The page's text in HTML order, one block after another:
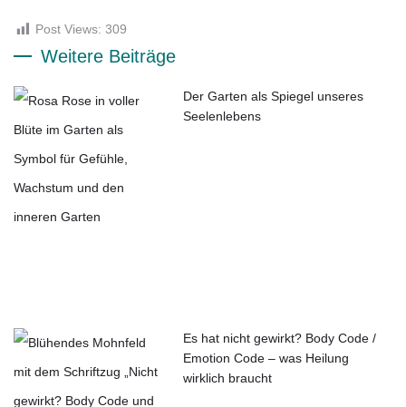
Post Views: 309
Weitere Beiträge
Der Garten als Spiegel unseres
Seelenlebens
Es hat nicht gewirkt? Body Code /
Emotion Code – was Heilung
wirklich braucht